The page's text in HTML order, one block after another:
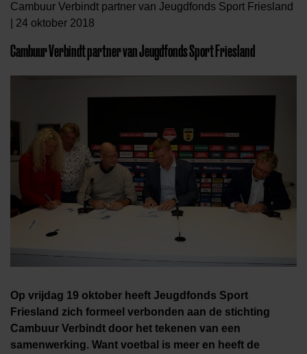
Cambuur Verbindt partner van Jeugdfonds Sport Friesland
| 24 oktober 2018
Cambuur Verbindt partner van Jeugdfonds Sport Friesland
Op vrijdag 19 oktober heeft Jeugdfonds Sport
Friesland zich formeel verbonden aan de stichting
Cambuur Verbindt door het tekenen van een
samenwerking. Want voetbal is meer en heeft de